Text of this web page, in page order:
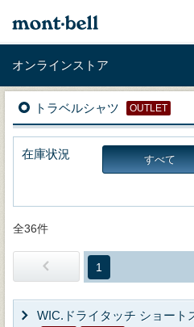
オンラインストア
トラベルシャツ OUTLET
在庫状況 すべて
全36件
1
WIC.ドライタッチ ショート